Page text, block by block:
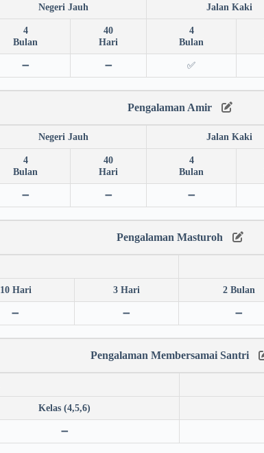
Negeri Jauh Jalan Kaki
4
Bulan
40
Hari
4
Bulan
➖ ➖ ✅
Pengalaman Amir
Negeri Jauh Jalan Kaki
4
Bulan
40
Hari
4
Bulan
➖ ➖ ➖
Pengalaman Masturoh
10 Hari 3 Hari 2 Bulan
➖ ➖ ➖
Pengalaman Membersamai Santri
Kelas (4,5,6)
➖